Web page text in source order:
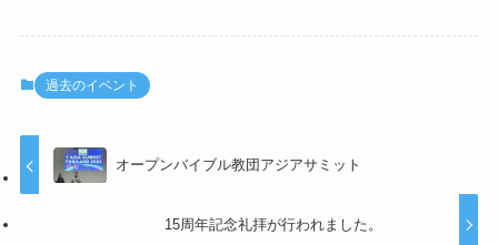
過去のイベント
オープンバイブル教団アジアサミット
15周年記念礼拝が行われました。